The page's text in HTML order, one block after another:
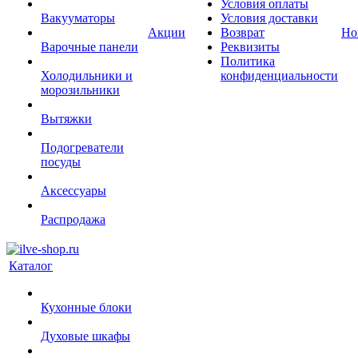
Вакууматоры
Варочные панели
Холодильники и
морозильники
Вытяжки
Подогреватели
посуды
Аксессуары
Распродажа
Акции
Условия оплаты
Условия доставки
Возврат
Реквизиты
Политика
конфиденциальности
Каталог
Кухонные блоки
Духовые шкафы